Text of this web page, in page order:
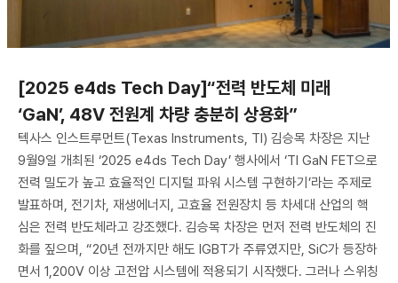
[2025 e4ds Tech Day]“전력 반도체 미래
‘GaN’, 48V 전원계 차량 충분히 상용화”
텍사스 인스트루먼트(Texas Instruments, TI) 김승목 차장은 지난
9월9일 개최된 ‘2025 e4ds Tech Day’ 행사에서 ‘TI GaN FET으로
전력 밀도가 높고 효율적인 디지털 파워 시스템 구현하기’라는 주제로
발표하며, 전기차, 재생에너지, 고효율 전원장치 등 차세대 산업의 핵
심은 전력 반도체라고 강조했다. 김승목 차장은 먼저 전력 반도체의 진
화를 짚으며, “20년 전까지만 해도 IGBT가 주류였지만, SiC가 등장하
면서 1,200V 이상 고전압 시스템에 적용되기 시작했다. 그러나 스위칭